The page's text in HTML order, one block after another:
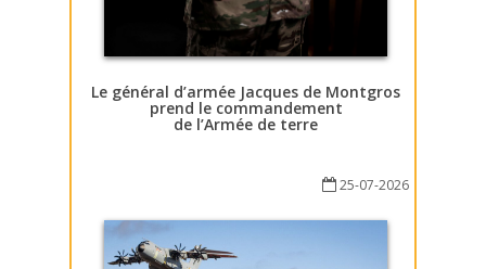
Le général d’armée Jacques de Montgros
prend le commandement
de l’Armée de terre
25-07-2026